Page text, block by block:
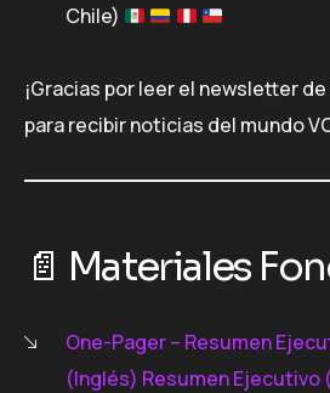
Chile)
¡Gracias por leer el newsletter de
para recibir noticias del mundo
📄 Materiales
One-Pager – Resumen
(Inglés) Resumen Ejecutivo